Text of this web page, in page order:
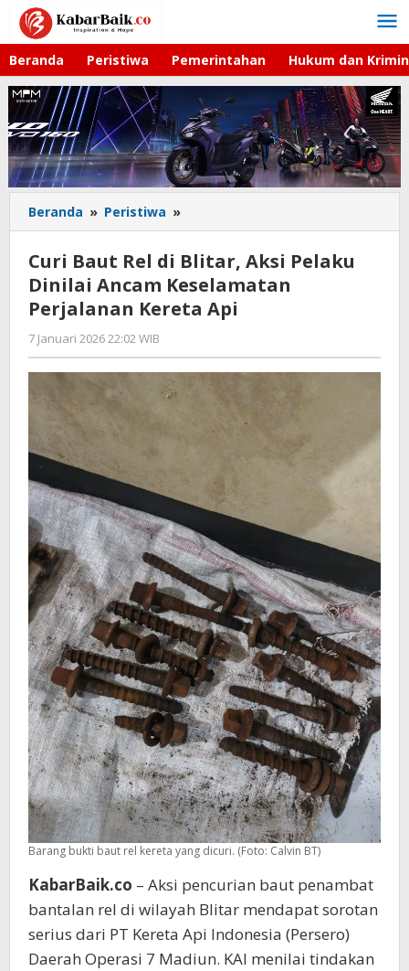
Lewati
konten
Beranda Peristiwa Pemerintahan Hukum dan
Beranda » Peristiwa »
Baut
Rel
di
Blitar,
Aksi
Keselamatan
Perjalanan
Curi Baut Rel di Blitar, Aksi Pelaku
Dinilai Ancam Keselamatan
Perjalanan Kereta Api
7 Januari 2026 22:02 WIB
Faisal
Barang bukti baut rel kereta yang dicuri. (Foto: Calvin BT)
KabarBaik.co – Aksi pencurian baut penambat
bantalan rel di wilayah Blitar mendapat sorotan
serius dari PT Kereta Api Indonesia (Persero)
Daerah Operasi 7 Madiun. KAI menilai tindakan